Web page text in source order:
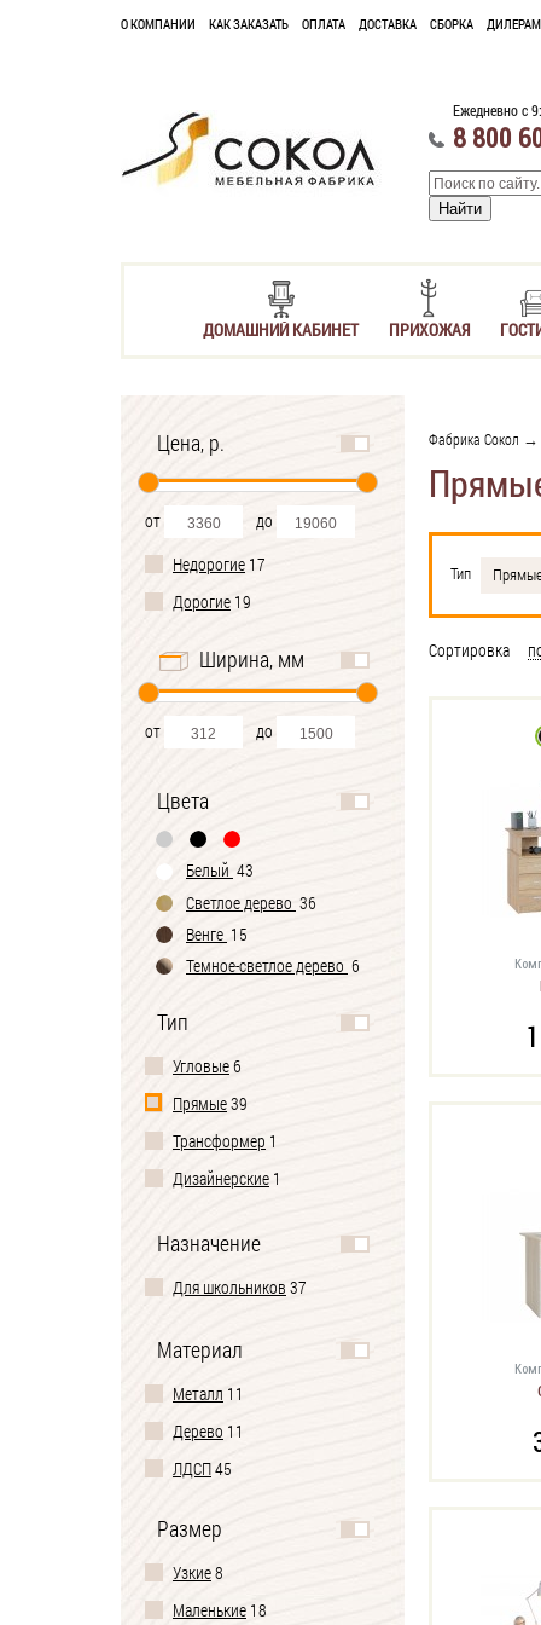
О КОМПАНИИ КАК ЗАКАЗАТЬ ОПЛАТА ДОСТАВКА СБОРКА ДИЛЕРАМ
Ежедневно с
8 800
ДОМАШНИЙ КАБИНЕТ ПРИХОЖАЯ
Цена, р.
от
до
Недорогие 17
Дорогие 19
Ширина, мм
от до
Цвета
Белый 43
Светлое дерево 36
Венге 15
Темное-cветлое дерево 6
Тип
Угловые6
Прямые39
Трансформер 1
Дизайнерские 1
Назначение
Для школьников 37
Материал
Металл 11
Дерево 11
ЛДСП45
Размер
Узкие8
Маленькие 18
Фабрика Сокол →
Тип
Сортировка